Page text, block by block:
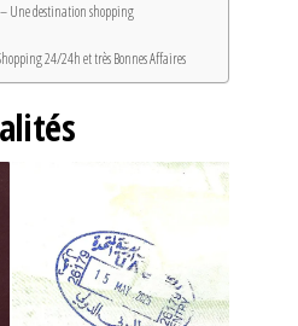
Une destination shopping
24/24h et très Bonnes Affaires